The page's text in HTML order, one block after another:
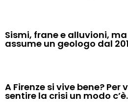
Sismi, frane e alluvioni,
assume un geologo dal
A Firenze si vive bene? Per
sentire la crisi un modo